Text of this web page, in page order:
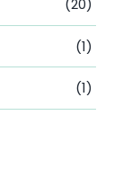
(20)
(1)
(1)